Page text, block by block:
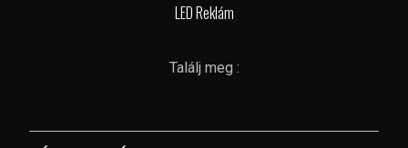
LED Reklám
Találj meg :